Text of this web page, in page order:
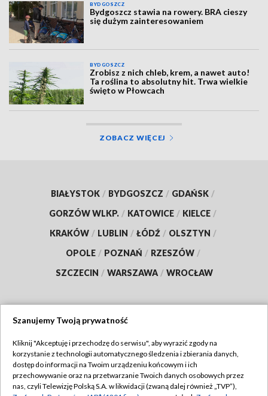
BYDGOSZCZ
Bydgoszcz stawia na rowery. BRA cieszy
się dużym zainteresowaniem
BYDGOSZCZ
Zrobisz z nich chleb, krem, a nawet auto!
Ta roślina to absolutny hit. Trwa wielkie
święto w Płowcach
ZOBACZ WIĘCEJ
BIAŁYSTOK / BYDGOSZCZ / GDAŃSK /
GORZÓW WLKP. / KATOWICE / KIELCE /
KRAKÓW / LUBLIN / ŁÓDŹ / OLSZTYN /
OPOLE / POZNAŃ / RZESZÓW /
SZCZECIN / WARSZAWA / WROCŁAW
TVP
Abonament TVP
Regulamin TVP
Szanujemy Twoją prywatność
Kliknij "Akceptuję i przechodzę do serwisu", aby wyrazić zgody na
korzystanie z technologii automatycznego śledzenia i zbierania danych,
dostęp do informacji na Twoim urządzeniu końcowym i ich
przechowywanie oraz na przetwarzanie Twoich danych osobowych przez
nas, czyli Telewizję Polską S.A. w likwidacji (zwaną dalej również „TVP”),